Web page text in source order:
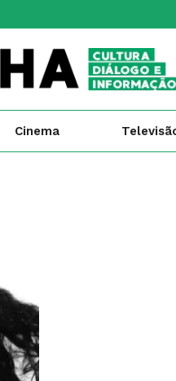
Cinema